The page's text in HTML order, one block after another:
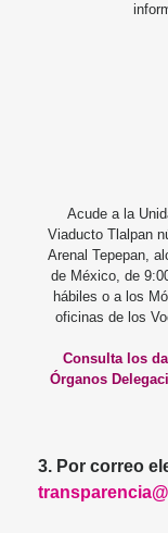
Acude a la
Viaducto Tlalpan
Arenal Tepepan,
de México, de
hábiles o a los
oficinas de los
Consulta los
Órganos
3. Por correo